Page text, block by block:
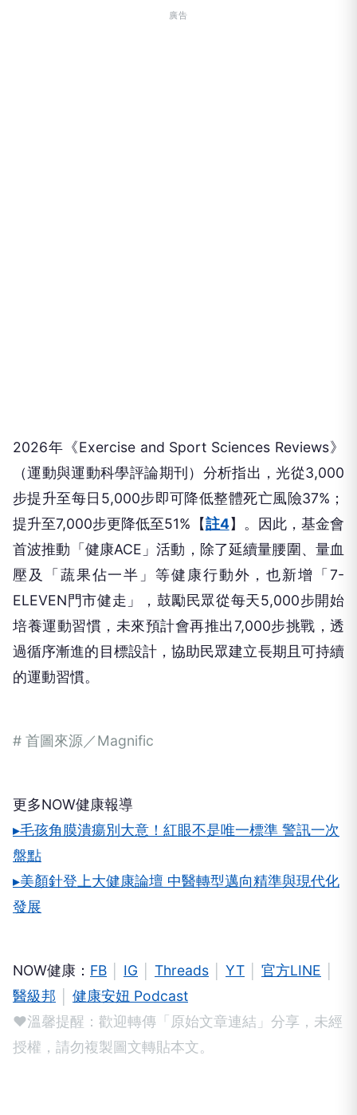
廣告
2026年《Exercise and Sport Sciences Reviews》
（運動與運動科學評論期刊）分析指出，光從3,000
步提升至每日5,000步即可降低整體死亡風險37%；
提升至7,000步更降低至51%【註4】。因此，基金會
首波推動「健康ACE」活動，除了延續量腰圍、量血
壓及「蔬果佔一半」等健康行動外，也新增「7-
ELEVEN門市健走」，鼓勵民眾從每天5,000步開始
培養運動習慣，未來預計會再推出7,000步挑戰，透
過循序漸進的目標設計，協助民眾建立長期且可持續
的運動習慣。
# 首圖來源／Magnific
更多NOW健康報導
▸毛孩角膜潰瘍別大意！紅眼不是唯一標準 警訊一次
盤點
▸美顏針登上大健康論壇 中醫轉型邁向精準與現代化
發展
NOW健康： FB IG Threads YT 官方LINE
醫級邦
健康安妞 Podcast
❤溫馨提醒：歡迎轉傳「原始文章連結」分享，未經
授權，請勿複製圖文轉貼本文。